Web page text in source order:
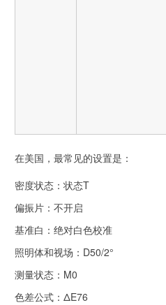
在美国，最常见的设置是：
密度状态：状态T
偏振片：不开启
基准白：绝对白色校准
照明体和视场：D50/2°
测量状态：M0
色差公式：ΔE76